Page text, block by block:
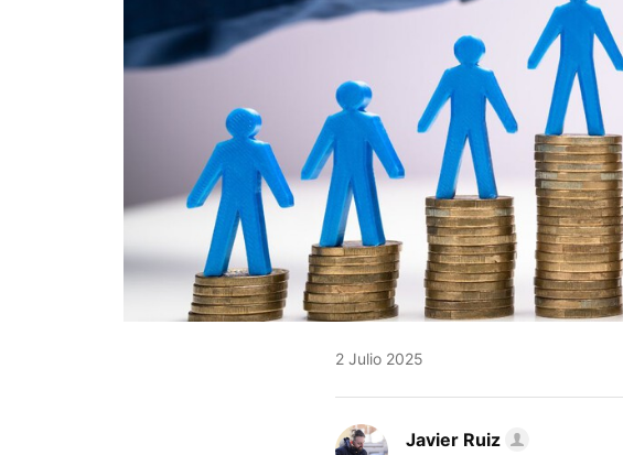
2 Julio 2025
Javier Ruiz